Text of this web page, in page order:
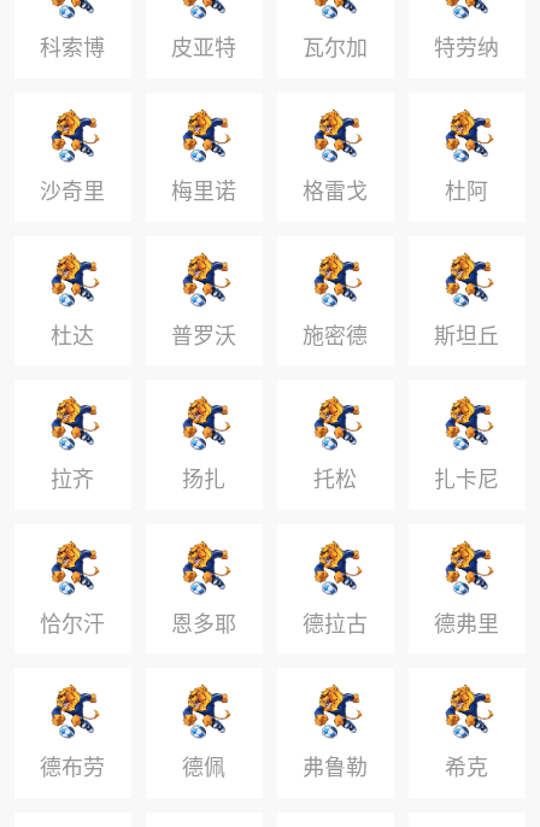
科索博
什
皮亚特
克
瓦尔加 特劳纳
沙奇里 梅里诺 格雷戈
里施
杜阿
杜达 普罗沃
德
施密德 斯坦丘
拉齐 扬扎 托松 扎卡尼
恰尔汗
奥卢
恩多耶 德拉古
斯
德弗里
德布劳 德佩 弗鲁勒 希克